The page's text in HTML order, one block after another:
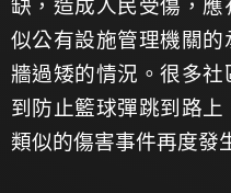
缺，造成人民受傷，
似公有設施管理機關
牆過矮的情況。很多
到防止籃球彈跳到路
類似的傷害事件再度發